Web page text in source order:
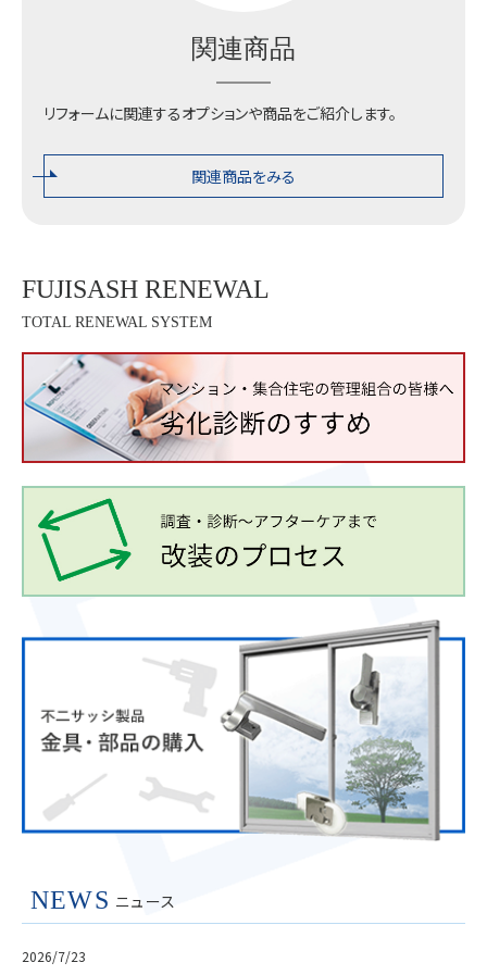
関連商品
リフォームに関連するオプションや商品をご紹介します。
関連商品をみる
FUJISASH RENEWAL
TOTAL RENEWAL SYSTEM
NEWS ニュース
2026/7/23